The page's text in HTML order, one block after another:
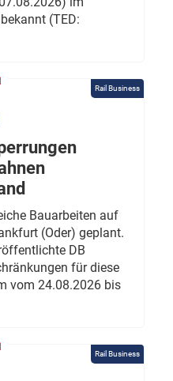
(TED:
Rail Business
Bauarbeiten auf
(Oder) geplant.
DB
für diese
vom 24.08.2026 bis
Rail Business